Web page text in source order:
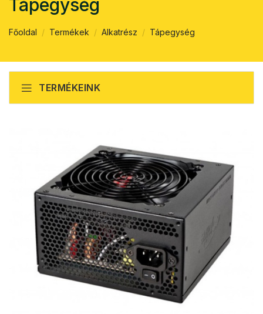
Tápegység
Főoldal Termékek Alkatrész Tápegység
TERMÉKEINK